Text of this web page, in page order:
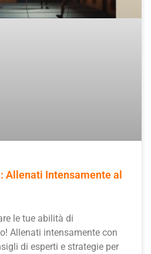
Allenati Intensamente al
le tue abilità di
Allenati intensamente con
di esperti e strategie per